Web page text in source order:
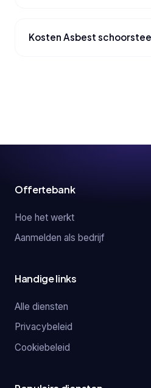
Kosten Asbest
Offertebank
Hoe het werkt
Aanmelden als bedrijf
Handige links
Alle diensten
Privacybeleid
Cookiebeleid